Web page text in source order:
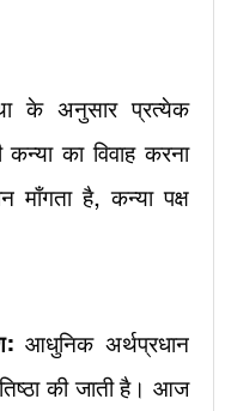
के अनुसार प्रत्येक
का विवाह करना
है, कन्या पक्ष
आधुनिक अर्थप्रधान
की जाती है। आज